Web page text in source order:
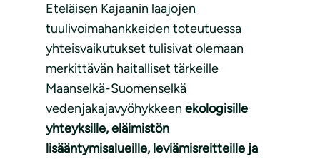
Eteläisen Kajaanin laajojen
tuulivoimahankkeiden toteutuessa
yhteisvaikutukset tulisivat olemaan
merkittävän haitalliset tärkeille
Maanselkä-Suomenselkä
vedenjakajavyöhykkeen ekologisille
yhteyksille, eläimistön
lisääntymisalueille, leviämisreitteille ja